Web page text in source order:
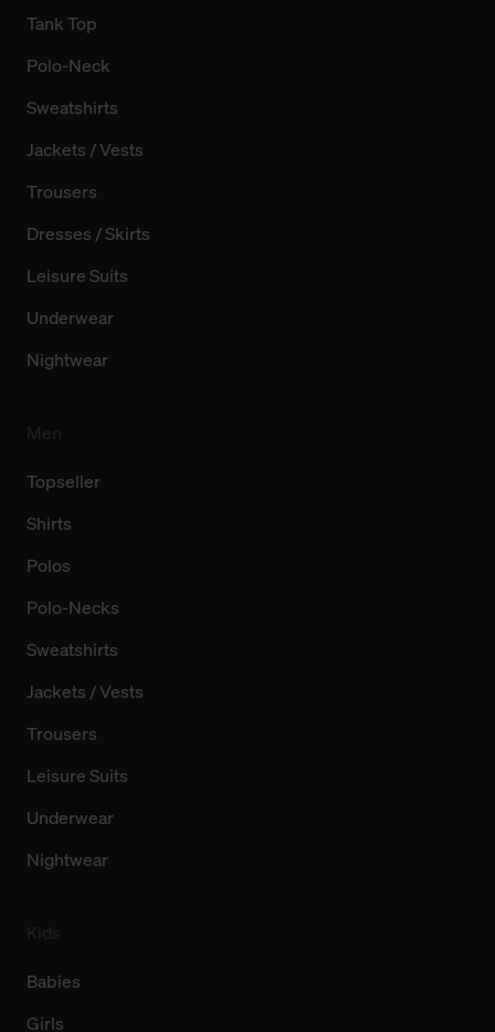
Tank Top
Polo-Neck
Sweatshirts
Jackets / Vests
Trousers
Dresses / Skirts
Leisure Suits
Underwear
Nightwear
Topseller
Shirts
Polos
Polo-Necks
Sweatshirts
Jackets / Vests
Trousers
Leisure Suits
Underwear
Nightwear
Babies
Girls